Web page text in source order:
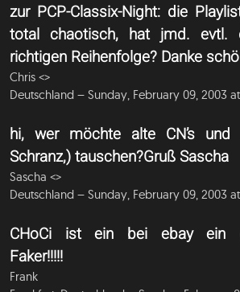
zur PCP-Classix-Night: die
total chaotisch, hat jmd.
richtigen Reihenfolge? Danke
Chris <>
Deutschland – Sunday, February 09, 2003 at
hi, wer möchte alte CN’s und
Schranz,) tauschen?Gruß Sascha
Sascha <>
Deutschland – Sunday, February 09, 2003 at
CHoCi ist ein bei ebay ein
Faker!!!!!
Frank